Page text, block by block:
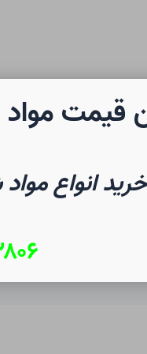
شیمی
قیمت مواد
انواع